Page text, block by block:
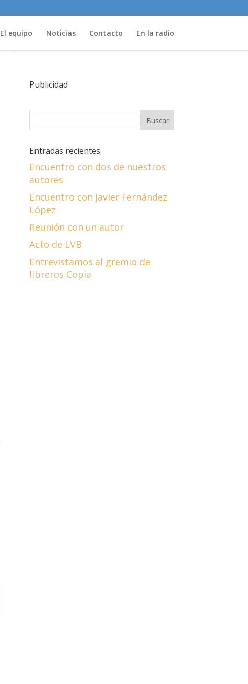
El equipo Noticias Contacto En la radio
Publicidad
Entradas recientes
Encuentro con dos de nuestros
autores
Encuentro con Javier Fernández
López
Reunión con un autor
Acto de LVB
Entrevistamos al gremio de
libreros Copia